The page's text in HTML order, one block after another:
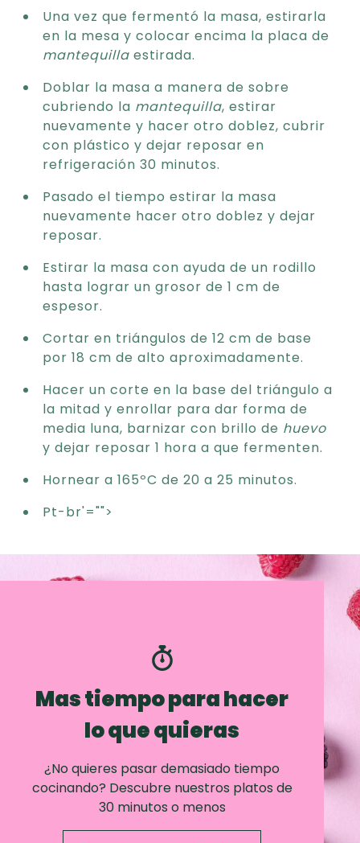
Una vez que fermentó la masa, estirarla
en la mesa y colocar encima la placa de
mantequilla estirada.
Doblar la masa a manera de sobre
cubriendo la mantequilla, estirar
nuevamente y hacer otro doblez, cubrir
con plástico y dejar reposar en
refrigeración 30 minutos.
Pasado el tiempo estirar la masa
nuevamente hacer otro doblez y dejar
reposar.
Estirar la masa con ayuda de un rodillo
hasta lograr un grosor de 1 cm de
espesor.
Cortar en triángulos de 12 cm de base
por 18 cm de alto aproximadamente.
Hacer un corte en la base del triángulo a
la mitad y enrollar para dar forma de
media luna, barnizar con brillo de huevo
y dejar reposar 1 hora a que fermenten.
Hornear a 165ºC de 20 a 25 minutos.
Pt-br'="">
Mas tiempo para hacer
lo que quieras
¿No quieres pasar demasiado tiempo
cocinando? Descubre nuestros platos de
30 minutos o menos